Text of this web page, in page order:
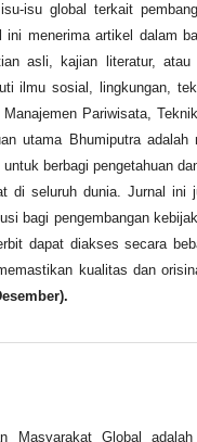
isu global terkait
ini menerima artikel dalam
asli, kajian literatur, atau
ilmu sosial, lingkungan,
Pariwisata,
utama Bhumiputra adalah
berbagi pengetahuan
di seluruh dunia. Jurnal ini
bagi pengembangan
dapat diakses secara
kualitas dan
Masyarakat Global